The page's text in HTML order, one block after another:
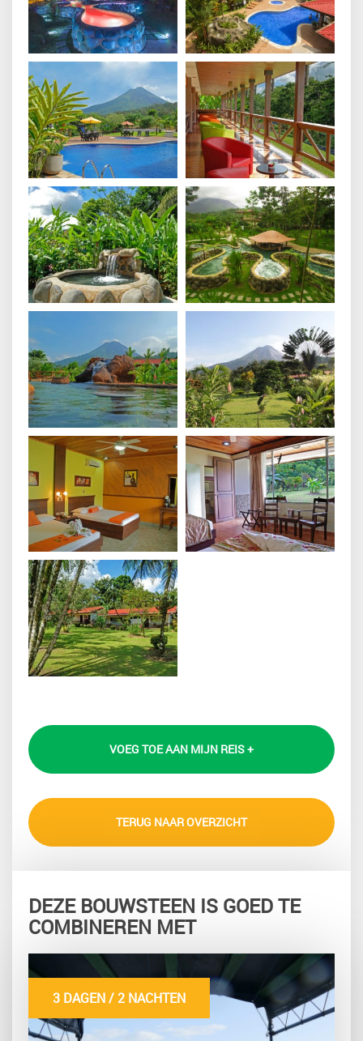
VOEG TOE AAN MIJN REIS +
TERUG NAAR OVERZICHT
DEZE BOUWSTEEN IS GOED TE
COMBINEREN MET
3 DAGEN / 2 NACHTEN